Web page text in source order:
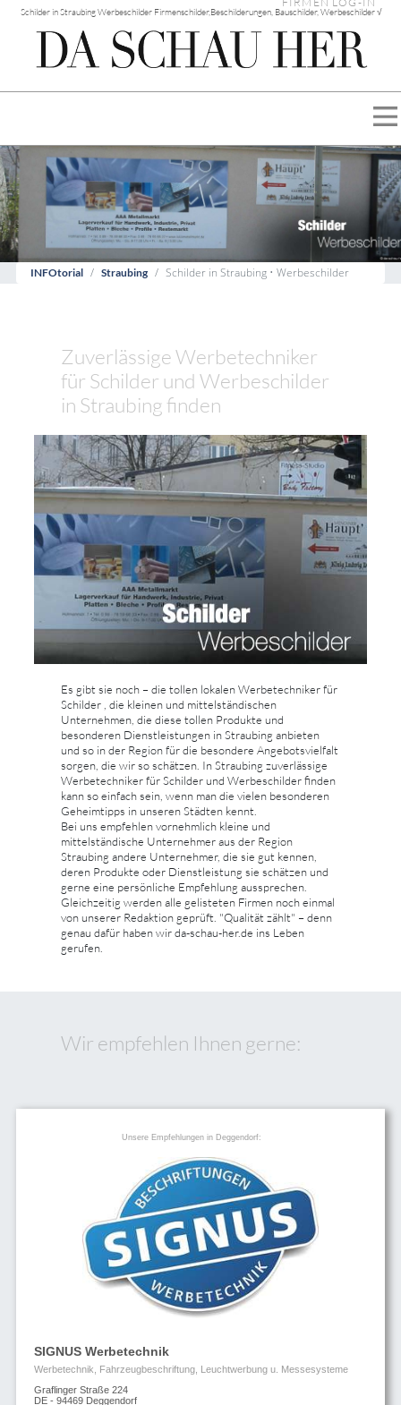
Schilder in Straubing Werbeschilder Firmenschilder,Beschilderungen, Bauschilder, Werbeschilder √
INFOtorial Straubing Schilder in Straubing • Werbeschilder
Zuverlässige Werbetechniker
für Schilder und Werbeschilder
in Straubing finden
Es gibt sie noch – die tollen lokalen Werbetechniker für
Schilder , die kleinen und mittelständischen
Unternehmen, die diese tollen Produkte und
besonderen Dienstleistungen in Straubing anbieten
und so in der Region für die besondere Angebotsvielfalt
sorgen, die wir so schätzen. In Straubing zuverlässige
Werbetechniker für Schilder und Werbeschilder finden
kann so einfach sein, wenn man die vielen besonderen
Geheimtipps in unseren Städten kennt.
Bei uns empfehlen vornehmlich kleine und
mittelständische Unternehmer aus der Region
Straubing andere Unternehmer, die sie gut kennen,
deren Produkte oder Dienstleistung sie schätzen und
gerne eine persönliche Empfehlung aussprechen.
Gleichzeitig werden alle gelisteten Firmen noch einmal
von unserer Redaktion geprüft. "Qualität zählt" – denn
genau dafür haben wir da-schau-her.de ins Leben
gerufen.
Wir empfehlen Ihnen gerne:
Unsere Empfehlungen in Deggendorf:
SIGNUS Werbetechnik
Werbetechnik, Fahrzeugbeschriftung, Leuchtwerbung u. Messesysteme
Graflinger Straße 224
DE - 94469 Deggendorf